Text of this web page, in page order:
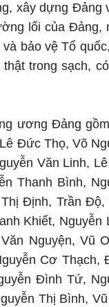
xây dựng Đảng
lối của Đảng,
bảo vệ Tổ
trong sạch,
ương Đảng
Đức Thọ, Võ
Văn Linh,
Thanh Bình,
Định, Trần Độ,
Khiết, Nguyễn
Nguyện, Vũ
Cơ Thạch,
Đình Tứ,
Thị Bình,